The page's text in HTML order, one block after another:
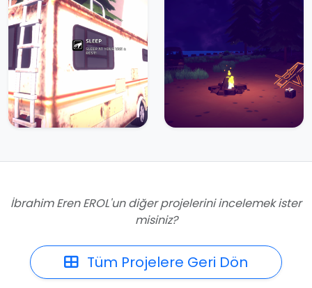
İbrahim Eren EROL'un diğer projelerini incelemek ister
misiniz?
Tüm Projelere Geri Dön